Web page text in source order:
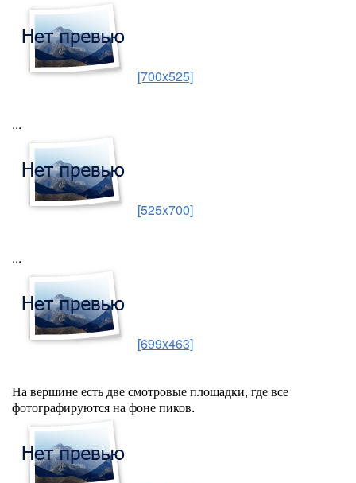
[700x525]
...
[525x700]
...
[699x463]
На вершине есть две смотровые площадки, где все
фотографируются на фоне пиков.